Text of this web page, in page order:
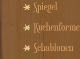
Spiegel
Schablonen